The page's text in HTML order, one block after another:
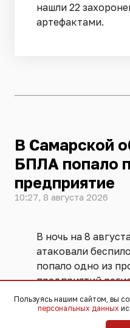
нашли 22
артефактами.
В Самарской
БПЛА попало
предприятие
10:27, 8 августа 2026
В ночь на 8
атаковали
попало одно из
предприятий
губернатор
Федорищев.
Пользуясь нашим сайтом, вы
персональных данных